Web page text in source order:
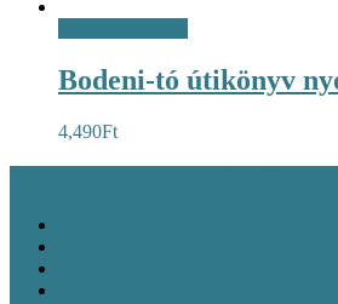
Bodeni-tó útikönyv
4,490Ft